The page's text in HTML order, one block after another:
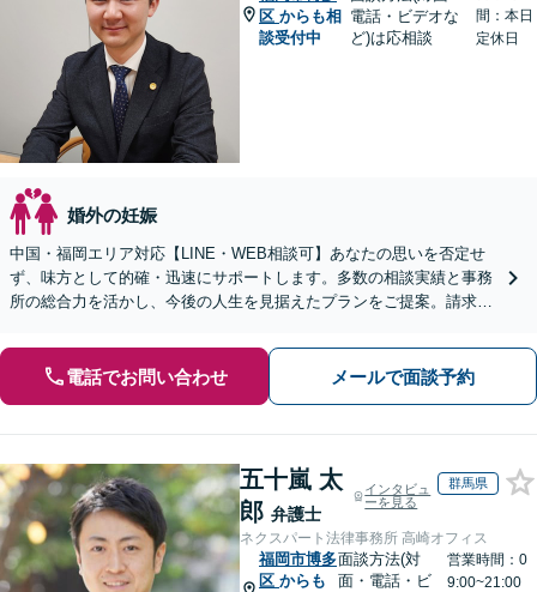
区 からも相
談受付中
電話・ビデオな
ど)は応相談
間：本日
定休日
婚外の妊娠
中国・福岡エリア対応【LINE・WEB相談可】あなたの思いを否定せ
ず、味方として的確・迅速にサポートします。多数の相談実績と事務
所の総合力を活かし、今後の人生を見据えたプランをご提案。請求す
電話でお問い合わせ メールで面談予約
五十嵐 太
郎 弁護士
インタビュ
ーを見る
群馬県
ネクスパート法律事務所 高崎オフィス
福岡市博多
区 からも
面談方法(対
面・電話・ビ
営業時間：0
9:00~21:00